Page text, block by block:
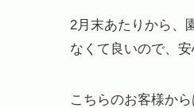
2月末あたりから、
なくて良いので、
こちらのお客様か